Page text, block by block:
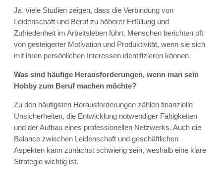
Ja, viele Studien zeigen, dass die Verbindung von
Leidenschaft und Beruf zu höherer Erfüllung und
Zufriedenheit im Arbeitsleben führt. Menschen berichten oft
von gesteigerter Motivation und Produktivität, wenn sie sich
mit ihren persönlichen Interessen identifizieren können.
Was sind häufige Herausforderungen, wenn man sein
Hobby zum Beruf machen möchte?
Zu den häufigsten Herausforderungen zählen finanzielle
Unsicherheiten, die Entwicklung notwendiger Fähigkeiten
und der Aufbau eines professionellen Netzwerks. Auch die
Balance zwischen Leidenschaft und geschäftlichen
Aspekten kann zunächst schwierig sein, weshalb eine klare
Strategie wichtig ist.